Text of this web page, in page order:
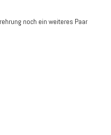
noch ein weiteres Paar